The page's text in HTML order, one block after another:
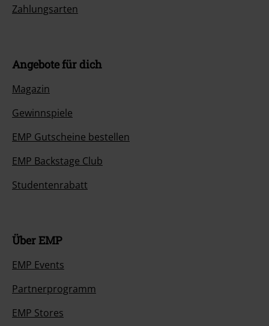
Zahlungsarten
Angebote für dich
Magazin
Gewinnspiele
EMP Gutscheine bestellen
EMP Backstage Club
Studentenrabatt
Über EMP
EMP Events
Partnerprogramm
EMP Stores